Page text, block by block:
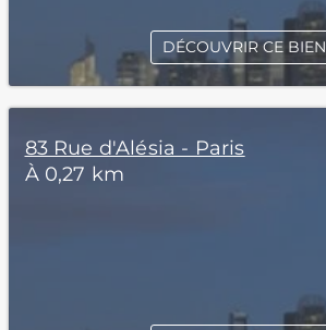
DÉCOUVRIR CE BIEN
83 Rue d'Alésia - Paris
À 0,27 km